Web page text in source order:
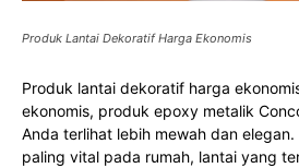
Produk Lantai Dekoratif Harga Ekonomis
Produk lantai dekoratif harga
ekonomis, produk epoxy metalik
Anda terlihat lebih mewah dan
paling vital pada rumah, lantai yang